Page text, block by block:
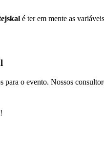
é ter em mente as
o evento. Nossos